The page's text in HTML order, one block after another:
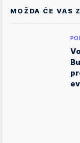
MOŽDA ĆE VAS